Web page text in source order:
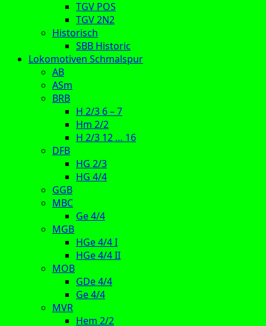
TGV POS
TGV 2N2
Historisch
SBB Historic
Lokomotiven Schmalspur
AB
ASm
BRB
H 2/3 6 – 7
Hm 2/2
H 2/3 12 … 16
DFB
HG 2/3
HG 4/4
GGB
MBC
Ge 4/4
MGB
HGe 4/4 I
HGe 4/4 II
MOB
GDe 4/4
Ge 4/4
MVR
Hem 2/2